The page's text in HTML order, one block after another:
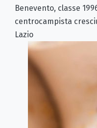
Benevento, classe
centrocampista
Lazio